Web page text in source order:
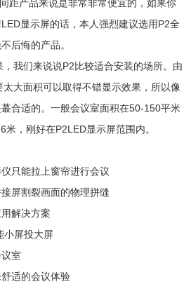
距产品来说是非常非常便宜的，如果你
显示屏的话，本人强烈建议选用P2全
后悔的产品。
我们来说说P2比较适合安装的场所。由
大面积可以取得不错显示效果，所以像
合适的。一般会议室面积在50-150平米
，刚好在P2LED显示屏范围内。
只能拉上窗帘进行会议
屏割裂画面的物理拼缝
解决方案
小屏投大屏
室
适的会议体验